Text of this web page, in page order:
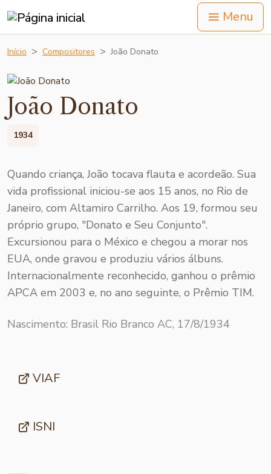
Menu
Início Compositores João Donato
João Donato
1934
Quando criança, João tocava flauta e acordeão. Sua
vida profissional iniciou-se aos 15 anos, no Rio de
Janeiro, com Altamiro Carrilho. Aos 19, formou seu
próprio grupo, "Donato e Seu Conjunto".
Excursionou para o México e chegou a morar nos
EUA, onde gravou e produziu vários álbuns.
Internacionalmente reconhecido, ganhou o prêmio
APCA em 2003 e, no ano seguinte, o Prêmio TIM.
Nascimento: Brasil Rio Branco AC, 17/8/1934
VIAF
ISNI